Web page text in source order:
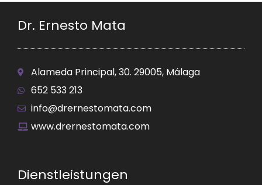
Dr. Ernesto Mata
Alameda Principal, 30. 29005, Málaga
652 533 213
info@drernestomata.com
www.drernestomata.com
Dienstleistungen